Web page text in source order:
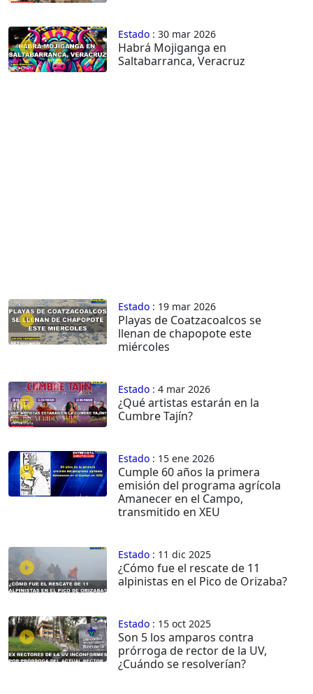
Estado : 30 mar 2026
Habrá Mojiganga en
Saltabarranca, Veracruz
Estado : 19 mar 2026
Playas de Coatzacoalcos se
llenan de chapopote este
miércoles
Estado : 4 mar 2026
¿Qué artistas estarán en la
Cumbre Tajín?
Estado : 15 ene 2026
Cumple 60 años la primera
emisión del programa agrícola
Amanecer en el Campo,
transmitido en XEU
Estado : 11 dic 2025
¿Cómo fue el rescate de 11
alpinistas en el Pico de Orizaba?
Estado : 15 oct 2025
Son 5 los amparos contra
prórroga de rector de la UV,
¿Cuándo se resolverían?